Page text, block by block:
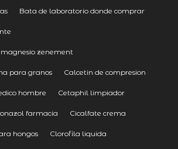
Bata de laboratorio donde comprar
zenement
para granos Calcetin de compresion
hombre Cetaphil limpiador
farmacia Cicalfate crema
hongos Clorofila liquida